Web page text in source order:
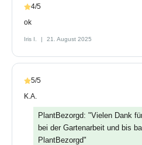
4/5
ok
Iris I. 21. August 2025
5/5
K.A.
PlantBezorgd: "Vielen Dank
bei der Gartenarbeit und bis
PlantBezorgd"